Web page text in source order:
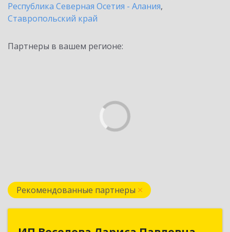
Республика Северная Осетия - Алания,
Ставропольский край
Партнеры в вашем регионе:
Рекомендованные партнеры